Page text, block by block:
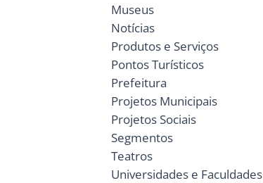
Museus
Notícias
Produtos e Serviços
Pontos Turísticos
Prefeitura
Projetos Municipais
Projetos Sociais
Segmentos
Teatros
Universidades e Faculdades